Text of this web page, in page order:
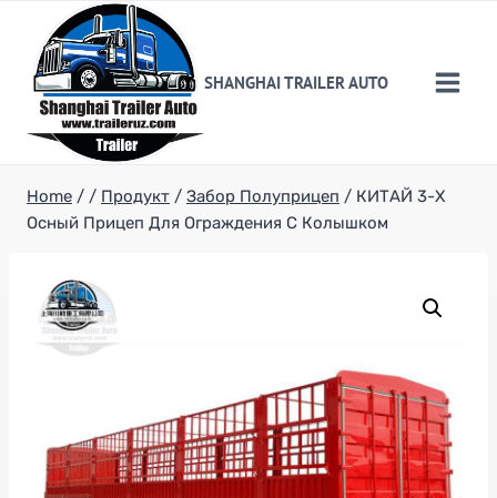
content
SHANGHAI TRAILER AUTO
Home / / Продукт / Забор Полуприцеп / КИТАЙ 3-Х
Осный Прицеп Для Ограждения С Колышком